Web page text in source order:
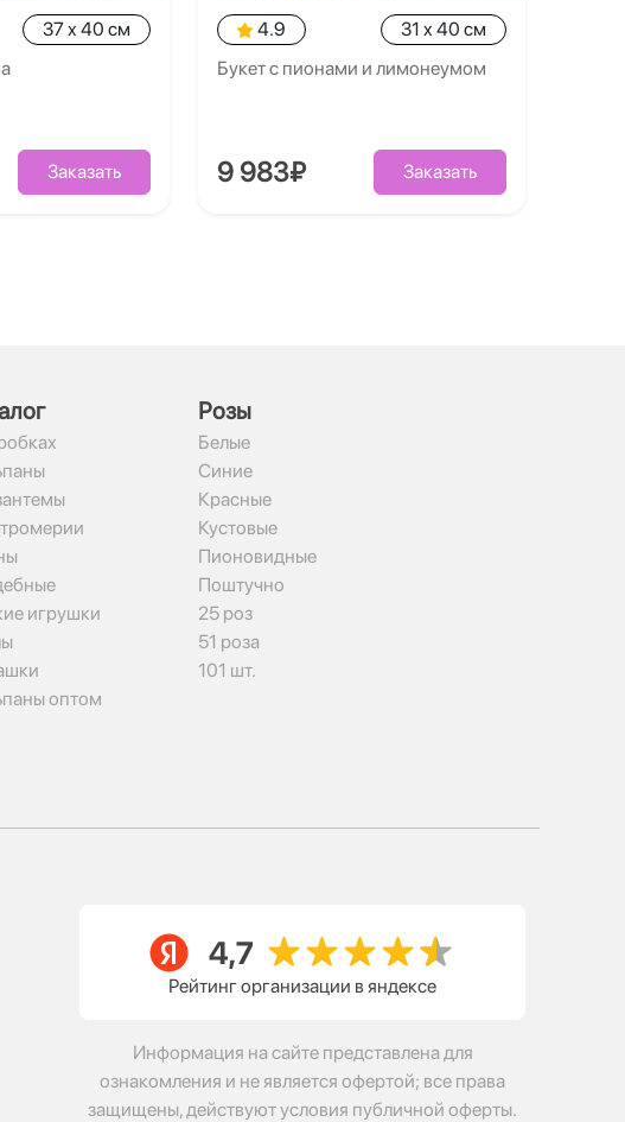
37 x 40 см
Заказать
4.9
31 x 40 см
Букет с пионами и лимонеумом
9 983₽ Заказать
игрушки
оптом
Рoзы
Белые
Синие
Красные
Кустовые
Пионовидные
Поштучно
25 роз
51 роза
101 шт.
Рейтинг организации в яндексе
Информация на сайте представлена для
ознакомления и не является офертой; все права
защищены, действуют условия публичной оферты.